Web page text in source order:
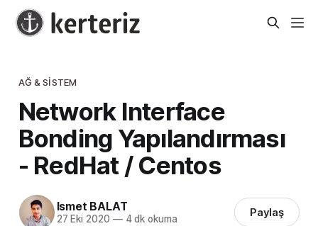
AĞ & SISTEM
Network Interface
Bonding Yapılandırması
- RedHat / Centos
Ismet BALAT
27 Eki 2020 —4 dk okuma Paylaş